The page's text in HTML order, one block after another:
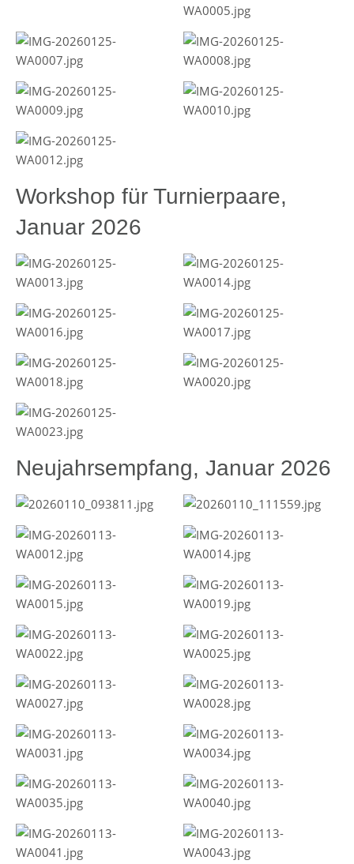
Workshop für Turnierpaare,
Januar 2026
Neujahrsempfang, Januar 2026